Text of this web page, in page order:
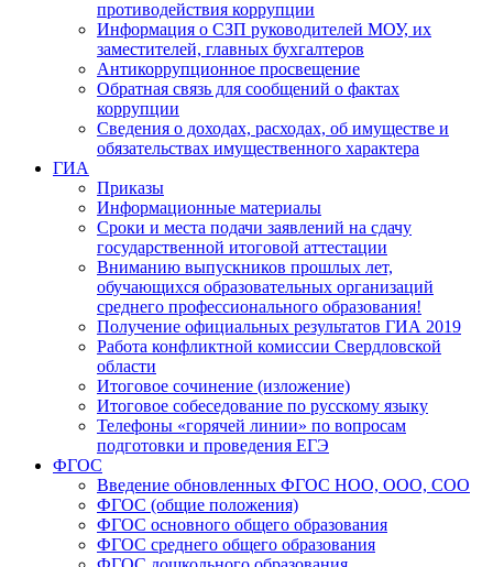
противодействия коррупции
Информация о СЗП руководителей МОУ, их
заместителей, главных бухгалтеров
Антикоррупционное просвещение
Обратная связь для сообщений о фактах
коррупции
Сведения о доходах, расходах, об имуществе и
обязательствах имущественного характера
ГИА
Приказы
Информационные материалы
Сроки и места подачи заявлений на сдачу
государственной итоговой аттестации
Вниманию выпускников прошлых лет,
обучающихся образовательных организаций
среднего профессионального образования!
Получение официальных результатов ГИА 2019
Работа конфликтной комиссии Свердловской
области
Итоговое сочинение (изложение)
Итоговое собеседование по русскому языку
Телефоны «горячей линии» по вопросам
подготовки и проведения ЕГЭ
ФГОС
Введение обновленных ФГОС НОО, ООО, СОО
ФГОС (общие положения)
ФГОС основного общего образования
ФГОС среднего общего образования